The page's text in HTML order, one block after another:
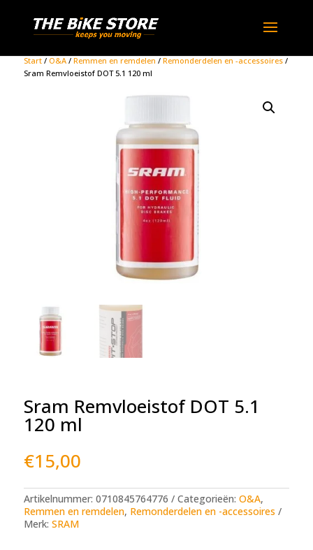
Start/ O&A/ Remmen en remdelen / Remonderdelen en -accessoires/
Sram Remvloeistof DOT 5.1 120 ml
Sram Remvloeistof DOT 5.1
120 ml
€15,00
Artikelnummer: 0710845764776 Categorieën: O&A,
Remmen en remdelen, Remonderdelen en -accessoires
Merk: SRAM